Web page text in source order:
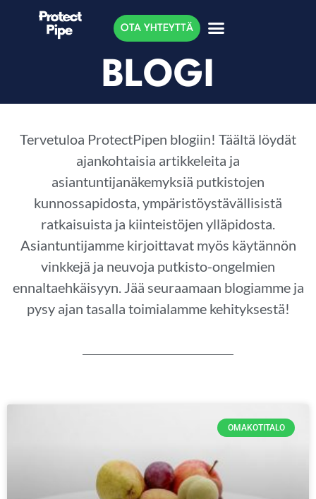
OTA YHTEYTTÄ
BLOGI
Tervetuloa ProtectPipen blogiin! Täältä löydät
ajankohtaisia artikkeleita ja
asiantuntijanäkemyksiä putkistojen
kunnossapidosta, ympäristöystävällisistä
ratkaisuista ja kiinteistöjen ylläpidosta.
Asiantuntijamme kirjoittavat myös käytännön
vinkkejä ja neuvoja putkisto-ongelmien
ennaltaehkäisyyn. Jää seuraamaan blogiamme ja
pysy ajan tasalla toimialamme kehityksestä!
OMAKOTITALO